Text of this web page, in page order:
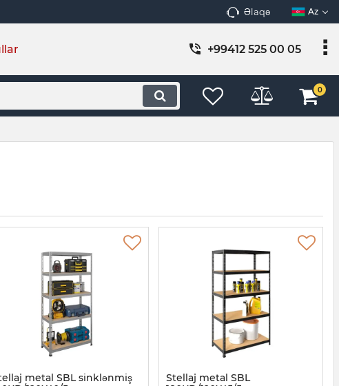
Əlaqə Az
+99412 525 00 05
0
metal SBL sinklənmiş
Stellaj metal SBL